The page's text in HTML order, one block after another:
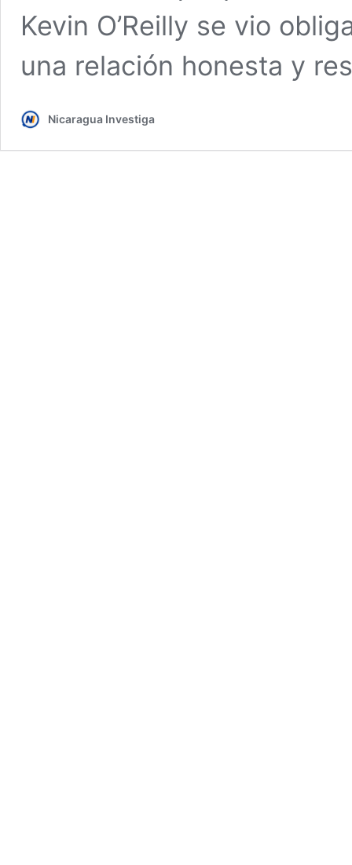
Kevin O’Reilly se vio
una relación honesta y
Nicaragua Investiga